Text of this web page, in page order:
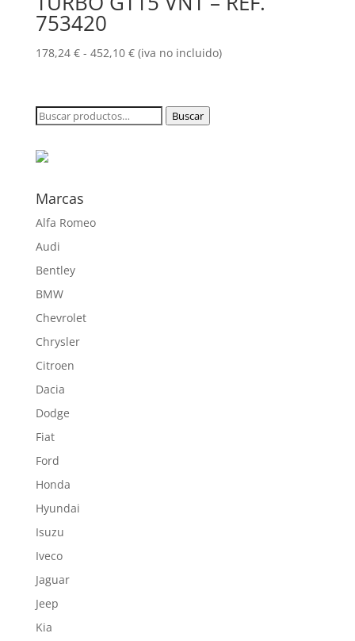
753420
178,24 € - 452,10 €Rango
desde
178,24 €
(iva no incluido)
Buscar
Buscar
Marcas
Alfa Romeo
Audi
Bentley
BMW
Chevrolet
Chrysler
Citroen
Dacia
Dodge
Fiat
Ford
Honda
Hyundai
Isuzu
Iveco
Jaguar
Jeep
Kia